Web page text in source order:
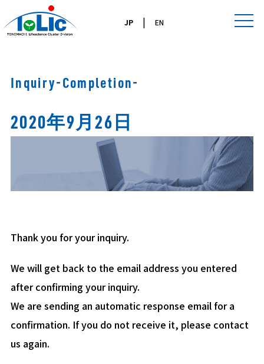
JP| EN
Inquiry-Completion-
Inquiry-Completion-
2020年9月26日
Thank you for your inquiry.
We will get back to the email address you entered
after confirming your inquiry.
We are sending an automatic response email for a
confirmation. If you do not receive it, please contact
us again.